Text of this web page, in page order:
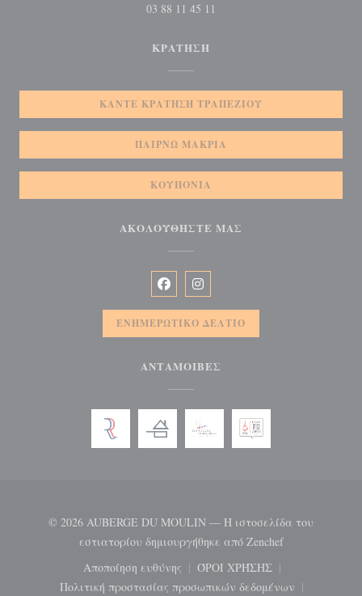
03 88 11 45 11
ΚΡΆΤΗΣΗ
ΚΆΝΤΕ ΚΡΆΤΗΣΗ ΤΡΑΠΕΖΙΟΎ
ΠΑΊΡΝΩ ΜΑΚΡΙΆ
ΚΟΥΠΌΝΙΑ
ΑΚΟΛΟΥΘΉΣΤΕ ΜΑΣ
Facebook ((ανοίγει σε νέο
Instagram ((ανοίγει σε νέο
ΕΝΗΜΕΡΩΤΙΚΌ ΔΕΛΤΊΟ
ΑΝΤΑΜΟΙΒΈΣ
© 2026 AUBERGE DU MOULIN — Η ιστοσελίδα του
εστιατορίου δημιουργήθηκε από Zenchef((ανοίγει σε
Αποποίηση ευθύνης
((ανοίγει σε νέο παράθυρο))
ΌΡΟΙ ΧΡΉΣΗΣ
((ανοίγει σε νέο
Πολιτική προστασίας προσωπικών δεδομένων